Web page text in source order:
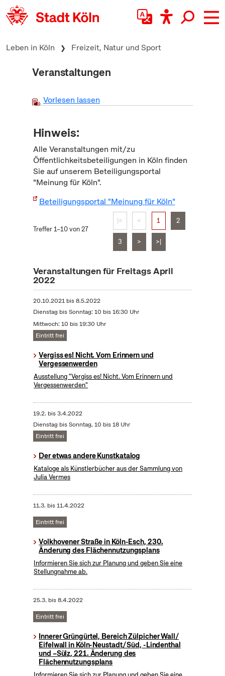
zum Inhalt springen
Leben in Köln Freizeit, Natur und Sport
Veranstaltungen
Vorlesen lassen
Hinweis:
Alle Veranstaltungen mit/zu
Öffentlichkeitsbeteiligungen in Köln finden
Sie auf unserem Beteiligungsportal
"Meinung für Köln".
Beteiligungsportal "Meinung für Köln"
Treffer 1–10 von 27
|< < 1 2
3 > >|
Veranstaltungen für Freitags April
2022
20.10.2021bis8.5.2022
Dienstag bis Sonntag: 10 bis 16:30 Uhr
Mittwoch: 10 bis 19:30 Uhr
Eintritt frei
Vergiss es! Nicht. Vom Erinnern und
Vergessenwerden
Ausstellung "Vergiss es! Nicht. Vom Erinnern und
Vergessenwerden"
19.2. bis3.4.2022
Dienstag bis Sonntag, 10 bis 18 Uhr
Eintritt frei
Der etwas andere Kunstkatalog
Kataloge als Künstlerbücher aus der Sammlung von
Julia Vermes
11.3. bis11.4.2022
Eintritt frei
Volkhovener Straße in Köln-Esch, 230.
Änderung des Flächennutzungsplans
Informieren Sie sich zur Planung und geben Sie eine
Stellungnahme ab.
25.3. bis8.4.2022
Eintritt frei
Innerer Grüngürtel, Bereich Zülpicher Wall/
Eifelwall in Köln-Neustadt/ Süd, -Lindenthal
und –Sülz, 221. Änderung des
Flächennutzungsplans